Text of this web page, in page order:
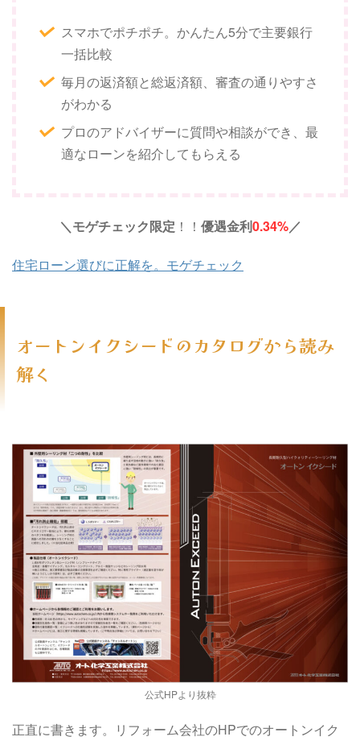
スマホでポチポチ。かんたん5分で主要銀行
一括比較
毎月の返済額と総返済額、審査の通りやすさ
がわかる
プロのアドバイザーに質問や相談ができ、最
適なローンを紹介してもらえる
＼モゲチェック限定 ！！ 優遇金利0.34%／
住宅ローン選びに正解を。モゲチェック
オートンイクシードのカタログから読み
解く
公式HPより抜粋
正直に書きます。リフォーム会社のHPでのオートンイク